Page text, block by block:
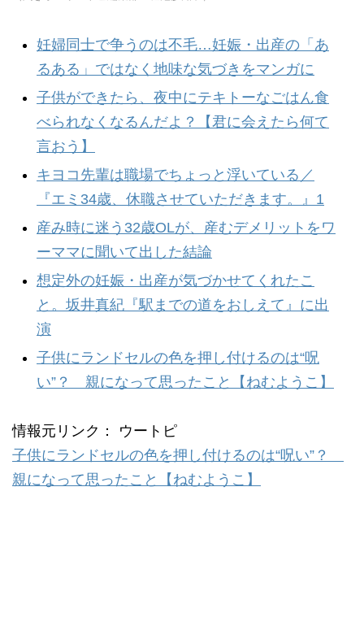
妊婦同士で争うのは不毛…妊娠・出産の「あ
るある」ではなく地味な気づきをマンガに
子供ができたら、夜中にテキトーなごはん食
べられなくなるんだよ？【君に会えたら何て
言おう】
キヨコ先輩は職場でちょっと浮いている／
『エミ34歳、休職させていただきます。』1
産み時に迷う32歳OLが、産むデメリットをワ
ーママに聞いて出した結論
想定外の妊娠・出産が気づかせてくれたこ
と。坂井真紀『駅までの道をおしえて』に出
演
子供にランドセルの色を押し付けるのは“呪
い”？ 親になって思ったこと【ねむようこ】
情報元リンク： ウートピ
子供にランドセルの色を押し付けるのは“呪い”？
親になって思ったこと【ねむようこ】